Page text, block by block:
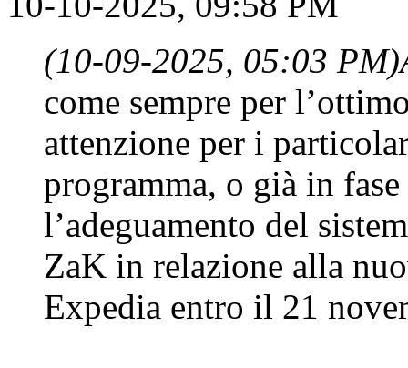
(10-09-2025, 05:03 PM)
come sempre per
attenzione per i
programma, o già in
l’adeguamento del
ZaK in relazione alla
Expedia entro il 21